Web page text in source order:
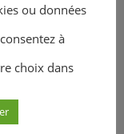
ou données
à
choix dans